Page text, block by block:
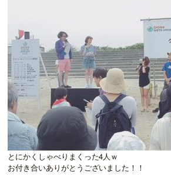
とにかくしゃべりまくった4人ｗ
お付き合いありがとうございました！！